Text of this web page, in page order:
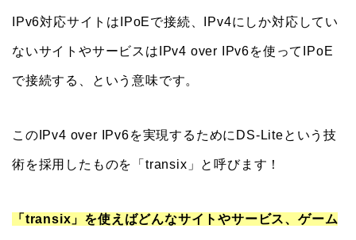
IPv6対応サイトはIPoEで接続、IPv4にしか対応してい
ないサイトやサービスはIPv4 over IPv6を使ってIPoE
で接続する、という意味です。
このIPv4 over IPv6を実現するためにDS-Liteという技
術を採用したものを「transix」と呼びます！
「transix」を使えばどんなサイトやサービス、ゲーム